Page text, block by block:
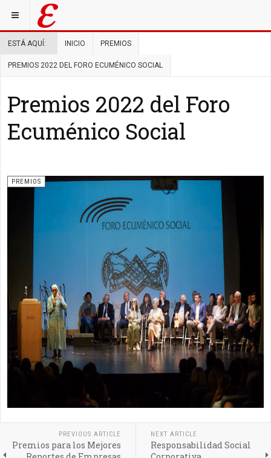
ESTÁ AQUÍ: INICIO PREMIOS
PREMIOS 2022 DEL FORO ECUMÉNICO SOCIAL
Premios 2022 del Foro
Ecuménico Social
PREMIOS
PREVIOUS ARTICLE
Premios para los Mejores
NEXT ARTICLE
Responsabilidad Social